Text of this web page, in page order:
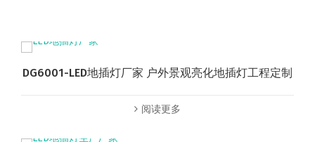
DG6001-LED地插灯厂家 户外景观亮化地插灯工程定制
阅读更多